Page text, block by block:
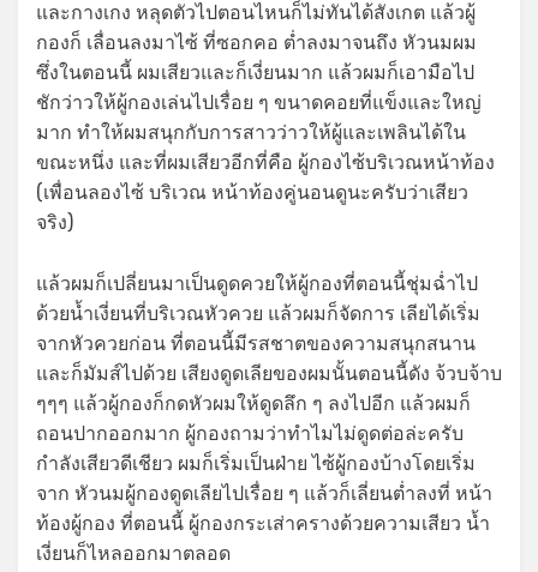
และกางเกง หลุดตัวไปตอนไหนก็ไม่ทันได้สังเกต แล้วผู้
กองก็ เลื่อนลงมาไซ้ ที่ซอกคอ ต่ำลงมาจนถึง หัวนมผม
ซึ่งในตอนนี้ ผมเสียวและก็เงี่ยนมาก แล้วผมก็เอามือไป
ชักว่าวให้ผู้กองเล่นไปเรื่อย ๆ ขนาดคอยที่แข็งและใหญ่
มาก ทำให้ผมสนุกกับการสาวว่าวให้ผู้และเพลินได้ใน
ขณะหนึ่ง และที่ผมเสียวอีกที่คือ ผู้กองไซ้บริเวณหน้าท้อง
(เพื่อนลองไซ้ บริเวณ หน้าท้องคู่นอนดูนะครับว่าเสียว
จริง)
แล้วผมก็เปลี่ยนมาเป็นดูดควยให้ผู้กองที่ตอนนี้ชุ่มฉ่ำไป
ด้วยน้ำเงี่ยนที่บริเวณหัวควย แล้วผมก็จัดการ เลียได้เริ่ม
จากหัวควยก่อน ที่ตอนนี้มีรสชาตของความสนุกสนาน
และก็มัมส์ไปด้วย เสียงดูดเลียของผมนั้นตอนนี้ดัง จ้วบจ้าบ
ๆๆๆ แล้วผู้กองก็กดหัวผมให้ดูดลึก ๆ ลงไปอีก แล้วผมก็
ถอนปากออกมาก ผู้กองถามว่าทำไมไม่ดูดต่อล่ะครับ
กำลังเสียวดีเชียว ผมก็เริ่มเป็นฝ่าย ไซ้ผู้กองบ้างโดยเริ่ม
จาก หัวนมผู้กองดูดเลียไปเรื่อย ๆ แล้วก็เลี่ยนต่ำลงที่ หน้า
ท้องผู้กอง ที่ตอนนี้ ผู้กองกระเส่าครางด้วยความเสียว น้ำ
เงี่ยนก็ไหลออกมาตลอด